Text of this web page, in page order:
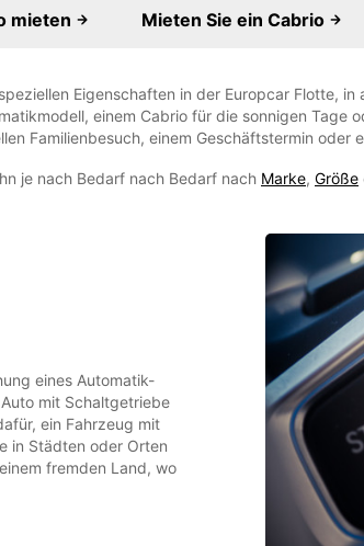
mieten Mieten Sie ein Cabrio
Eigenschaften in der Europcar Flotte,
einem Cabrio für die sonnigen Tage
Familienbesuch, einem Geschäftstermin oder
je nach Bedarf nach Bedarf nach Marke, Größe
eines Automatik-
mit Schaltgetriebe
ein Fahrzeug mit
in Städten oder Orten
fremden Land, wo